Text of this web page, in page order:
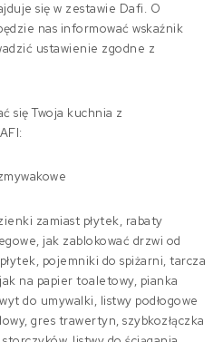
się w zestawie Dafi. O
nas informować wskaźnik
ustawienie zgodne z
się Twoja kuchnia z
zamiast płytek, rabaty
jak zablokować drzwi od
pojemniki do spiżarni, tarcza
na papier toaletowy, pianka
do umywalki, listwy podłogowe
gres trawertyn, szybkozłączka